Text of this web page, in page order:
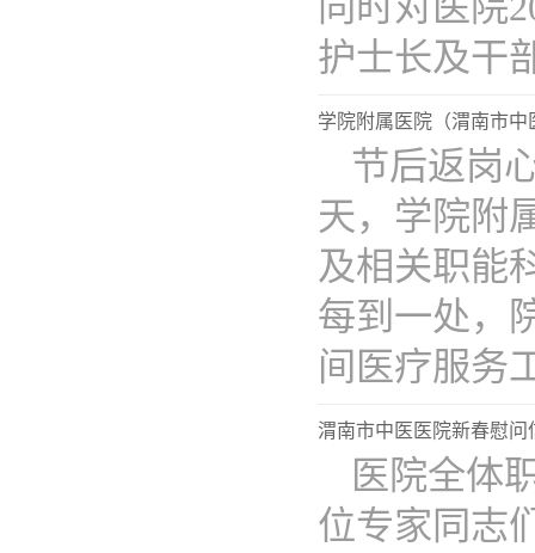
护士长及干
学院附属医院（渭南市
节后返岗
天，学院附
及相关职能
每到一处，
间医疗服务
渭南市中医医院新春慰问
医院全体
位专家同志